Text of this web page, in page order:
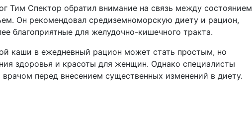
Тим Спектор обратил внимание на связь между состоянием
Он рекомендовал средиземноморскую диету и рацион,
благоприятные для желудочно-кишечного тракта.
каши в ежедневный рацион может стать простым, но
здоровья и красоты для женщин. Однако специалисты
перед внесением существенных изменений в диету.